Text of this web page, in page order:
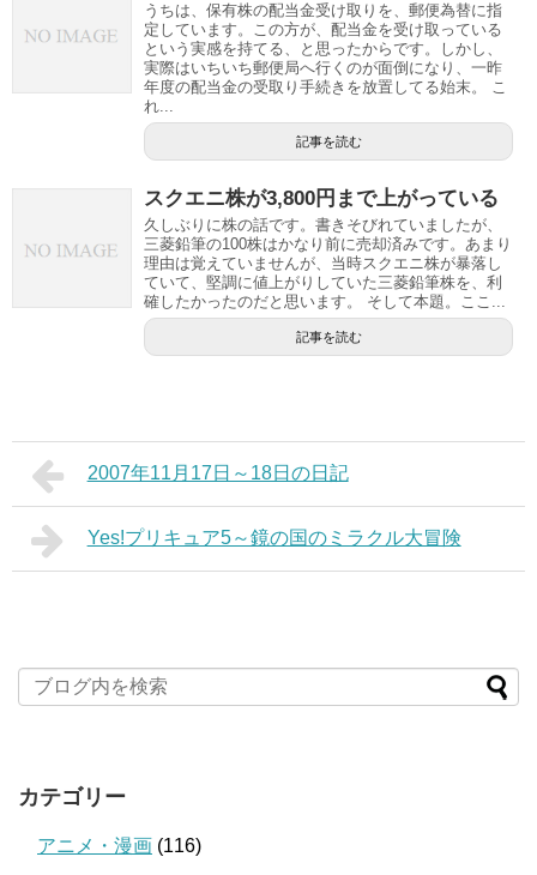
うちは、保有株の配当金受け取りを、郵便為替に指
定しています。この方が、配当金を受け取っている
という実感を持てる、と思ったからです。しかし、
実際はいちいち郵便局へ行くのが面倒になり、一昨
年度の配当金の受取り手続きを放置してる始末。 こ
れ...
記事を読む
スクエニ株が3,800円まで上がっている
久しぶりに株の話です。書きそびれていましたが、
三菱鉛筆の100株はかなり前に売却済みです。あまり
理由は覚えていませんが、当時スクエニ株が暴落し
ていて、堅調に値上がりしていた三菱鉛筆株を、利
確したかったのだと思います。 そして本題。ここ...
記事を読む
2007年11月17日～18日の日記
Yes!プリキュア5～鏡の国のミラクル大冒険
カテゴリー
アニメ・漫画 (116)